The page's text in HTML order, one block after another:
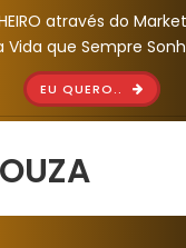
através do
Vida que Sempre
EU QUERO..